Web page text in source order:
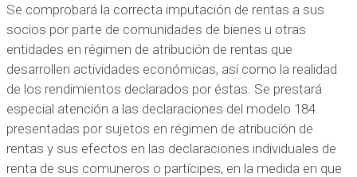
Se comprobará la correcta imputación de rentas a sus
socios por parte de comunidades de bienes u otras
entidades en régimen de atribución de rentas que
desarrollen actividades económicas, así como la realidad
de los rendimientos declarados por éstas. Se prestará
especial atención a las declaraciones del modelo 184
presentadas por sujetos en régimen de atribución de
rentas y sus efectos en las declaraciones individuales de
renta de sus comuneros o partícipes, en la medida en que